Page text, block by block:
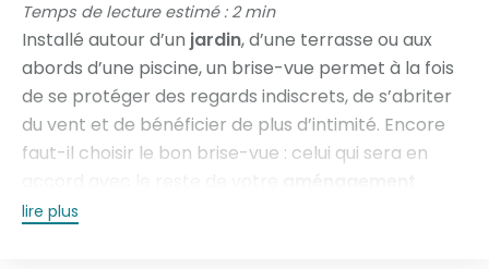
Temps de lecture estimé : 2 min
Installé autour d’un jardin, d’une terrasse ou aux
abords d’une piscine, un brise-vue permet à la fois
de se protéger des regards indiscrets, de s’abriter
du vent et de bénéficier de plus d’intimité. Encore
faut-il choisir le bon brise-vue : celui qui sera en
extérieur
lire plus